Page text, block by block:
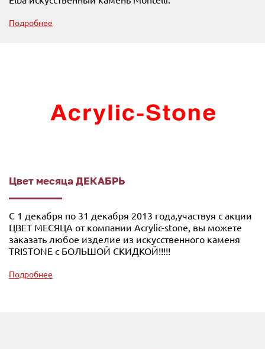
Подробнее
Цвет месяца ДЕКАБРЬ
С 1 декабря по 31 декабря 2013 года,участвуя с акции
ЦВЕТ МЕСЯЦА от компании Acrylic-stone, вы можете
заказать любое изделие из искусственного каменя
TRISTONE с БОЛЬШОЙ СКИДКОЙ!!!!!
Подробнее